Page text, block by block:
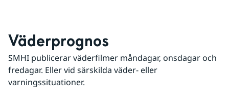
Väderprognos
SMHI publicerar väderfilmer måndagar, onsdagar och
fredagar. Eller vid särskilda väder- eller
varningssituationer.